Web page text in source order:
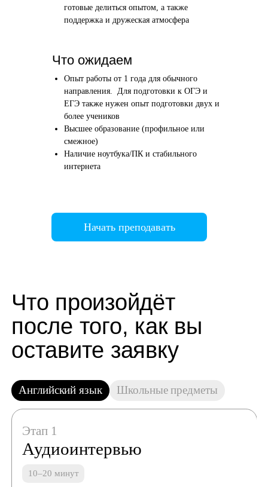
Начать преподавать
Что ожидаем
готовые делиться опытом, а также
поддержка и дружеская атмосфера
Опыт работы от 1 года для обычного
направления. Для подготовки к ОГЭ и
ЕГЭ также нужен опыт подготовки двух и
более учеников
Высшее образование (профильное или
смежное)
Наличие ноутбука/ПК и стабильного
интернета
Отвечаете по-английски на 4 вопроса
Начать преподавать